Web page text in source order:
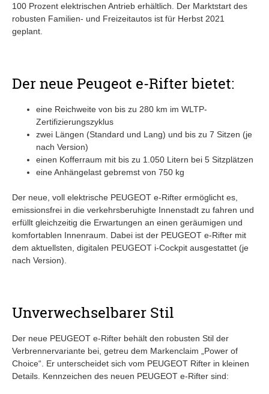
100 Prozent elektrischen Antrieb erhältlich. Der Marktstart des
robusten Familien- und Freizeitautos ist für Herbst 2021
geplant.
Der neue Peugeot e-Rifter bietet:
eine Reichweite von bis zu 280 km im WLTP-
Zertifizierungszyklus
zwei Längen (Standard und Lang) und bis zu 7 Sitzen (je
nach Version)
einen Kofferraum mit bis zu 1.050 Litern bei 5 Sitzplätzen
eine Anhängelast gebremst von 750 kg
Der neue, voll elektrische PEUGEOT e-Rifter ermöglicht es,
emissionsfrei in die verkehrsberuhigte Innenstadt zu fahren und
erfüllt gleichzeitig die Erwartungen an einen geräumigen und
komfortablen Innenraum. Dabei ist der PEUGEOT e-Rifter mit
dem aktuellsten, digitalen PEUGEOT i-Cockpit ausgestattet (je
nach Version).
Unverwechselbarer Stil
Der neue PEUGEOT e-Rifter behält den robusten Stil der
Verbrennervariante bei, getreu dem Markenclaim „Power of
Choice“. Er unterscheidet sich vom PEUGEOT Rifter in kleinen
Details. Kennzeichen des neuen PEUGEOT e-Rifter sind: